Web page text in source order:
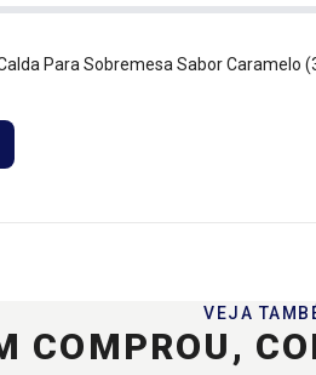
Para Sobremesa Sabor Caramelo
VEJA
COMPROU,